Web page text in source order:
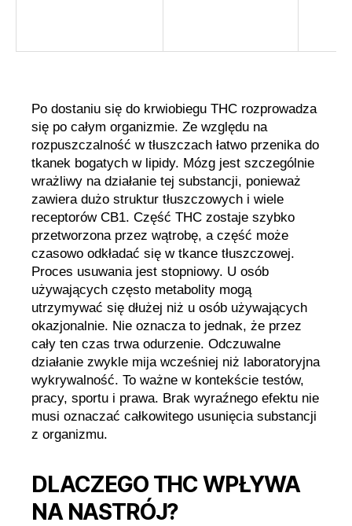
Po dostaniu się do krwiobiegu THC rozprowadza
się po całym organizmie. Ze względu na
rozpuszczalność w tłuszczach łatwo przenika do
tkanek bogatych w lipidy. Mózg jest szczególnie
wrażliwy na działanie tej substancji, ponieważ
zawiera dużo struktur tłuszczowych i wiele
receptorów CB1. Część THC zostaje szybko
przetworzona przez wątrobę, a część może
czasowo odkładać się w tkance tłuszczowej.
Proces usuwania jest stopniowy. U osób
używających często metabolity mogą
utrzymywać się dłużej niż u osób używających
okazjonalnie. Nie oznacza to jednak, że przez
cały ten czas trwa odurzenie. Odczuwalne
działanie zwykle mija wcześniej niż laboratoryjna
wykrywalność. To ważne w kontekście testów,
pracy, sportu i prawa. Brak wyraźnego efektu nie
musi oznaczać całkowitego usunięcia substancji
z organizmu.
DLACZEGO THC WPŁYWA
NA NASTRÓJ?